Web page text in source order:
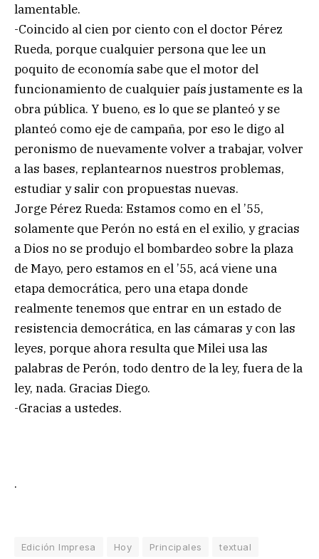
lamentable.
-Coincido al cien por ciento con el doctor Pérez
Rueda, porque cualquier persona que lee un
poquito de economía sabe que el motor del
funcionamiento de cualquier país justamente es la
obra pública. Y bueno, es lo que se planteó y se
planteó como eje de campaña, por eso le digo al
peronismo de nuevamente volver a trabajar, volver
a las bases, replantearnos nuestros problemas,
estudiar y salir con propuestas nuevas.
Jorge Pérez Rueda: Estamos como en el ’55,
solamente que Perón no está en el exilio, y gracias
a Dios no se produjo el bombardeo sobre la plaza
de Mayo, pero estamos en el ’55, acá viene una
etapa democrática, pero una etapa donde
realmente tenemos que entrar en un estado de
resistencia democrática, en las cámaras y con las
leyes, porque ahora resulta que Milei usa las
palabras de Perón, todo dentro de la ley, fuera de la
ley, nada. Gracias Diego.
-Gracias a ustedes.
.
Edición Impresa Hoy Principales textual